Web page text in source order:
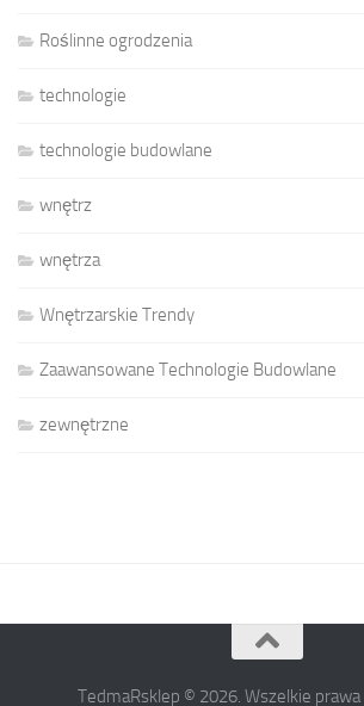
Roślinne ogrodzenia
technologie
technologie budowlane
wnętrz
wnętrza
Wnętrzarskie Trendy
Zaawansowane Technologie Budowlane
zewnętrzne
TedmaRsklep © 2026. Wszelkie